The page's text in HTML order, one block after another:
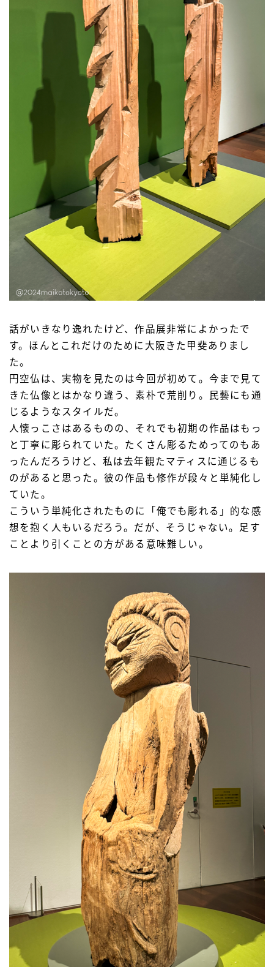
話がいきなり逸れたけど、作品展非常によかったで
す。ほんとこれだけのために大阪きた甲斐ありまし
た。
円空仏は、実物を見たのは今回が初めて。今まで見て
きた仏像とはかなり違う、素朴で荒削り。民藝にも通
じるようなスタイルだ。
人懐っこさはあるものの、それでも初期の作品はもっ
と丁寧に彫られていた。たくさん彫るためってのもあ
ったんだろうけど、私は去年観たマティスに通じるも
のがあると思った。彼の作品も修作が段々と単純化し
ていた。
こういう単純化されたものに「俺でも彫れる」的な感
想を抱く人もいるだろう。だが、そうじゃない。足す
ことより引くことの方がある意味難しい。